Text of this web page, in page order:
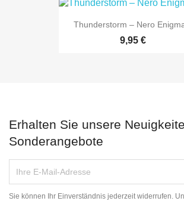
Thunderstorm – Nero
9,95 €
Erhalten Sie unsere
Sonderangebote
Sie können Ihr Einverständnis jederzeit widerrufen.